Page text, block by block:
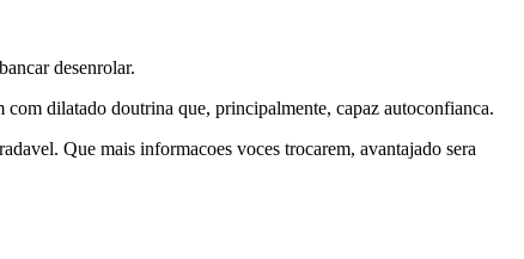
desenrolar.
dilatado doutrina que, principalmente, capaz autoconfianca.
Que mais informacoes voces trocarem, avantajado sera